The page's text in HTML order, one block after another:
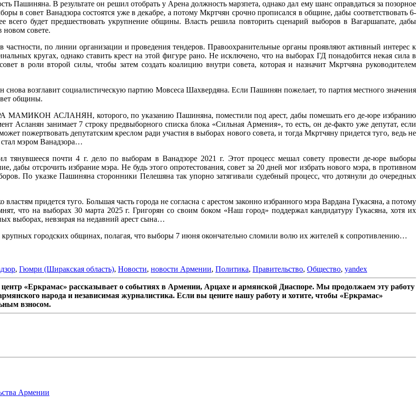
Пашиняна. В результате он решил отобрать у Арена должность марзпета, однако дал ему шанс оправдаться за позорное
в совет Ванадзора состоятся уже в декабре, а потому Мкртчян срочно прописался в общине, дабы соответствовать 6-
всего будет предшествовать укрупнение общины. Власть решила повторить сценарий выборов в Вагаршапате, дабы
новом совете.
по линии организации и проведения тендеров. Правоохранительные органы проявляют активный интерес к
кругах, однако ставить крест на этой фигуре рано. Не исключено, что на выборах ГД понадобится некая сила в
в роли второй силы, чтобы затем создать коалицию внутри совета, которая и назначит Мкртчяна руководителем
возглавит социалистическую партию Мовсеса Шахвердяна. Если Пашинян пожелает, то партия местного значения
общины.
АСЛАНЯН, которого, по указанию Пашиняна, поместили под арест, дабы помешать его де-юре избранию
Асланян занимает 7 строку предвыборного списка блока «Сильная Армения», то есть, он де-факто уже депутат, если
пожертвовать депутатским креслом ради участия в выборах нового совета, и тогда Мкртчяну придется туго, ведь не
мэром Ванадзора…
тянувшееся почти 4 г. дело по выборам в Ванадзоре 2021 г. Этот процесс мешал совету провести де-юре выборы
дабы отсрочить избрание мэра. Не будь этого опротестования, совет за 20 дней мог избрать нового мэра, в противном
По указке Пашиняна сторонники Пелешяна так упорно затягивали судебный процесс, что дотянули до очередных
придется туго. Большая часть города не согласна с арестом законно избранного мэра Вардана Гукасяна, а потому
что на выборах 30 марта 2025 г. Григорян со своим боком «Наш город» поддержал кандидатуру Гукасяна, хотя их
выборах, невзирая на недавний арест сына…
городских общинах, полагая, что выборы 7 июня окончательно сломили волю их жителей к сопротивлению…
, Гюмри (Ширакская область), Новости, новости Армении, Политика, Правительство, Общество, yandex
«Еркрамас» рассказывает о событиях в Армении, Арцахе и армянской Диаспоре. Мы продолжаем эту работу
народа и независимая журналистика. Если вы цените нашу работу и хотите, чтобы «Еркрамас»
взносом.
Армении